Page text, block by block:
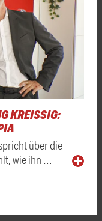
KREISSIG: Z
über die
wie ihn …